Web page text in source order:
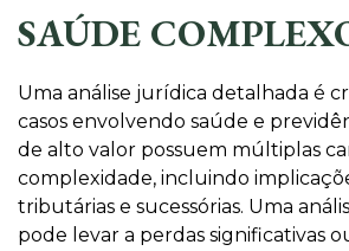
SAÚDE
Uma análise jurídica detalhada é
casos envolvendo saúde e
de alto valor possuem múltiplas
complexidade, incluindo
tributárias e sucessórias. Uma
pode levar a perdas significativas